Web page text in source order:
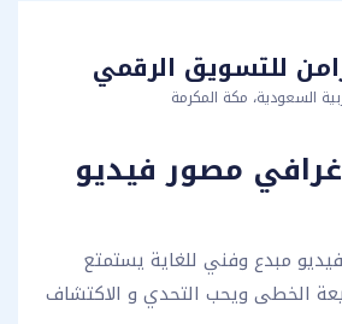
للتسويق الرقمي
السعودية، مكة المكرمة
مصور فيديو
مبدع وفني للغاية يستمتع
الخطى ويحب التحدي و الاكتشاف